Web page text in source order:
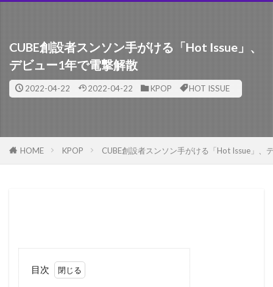
CUBE創設者スンソン手がける「Hot Issue」、
デビュー1年で電撃解散
2022-04-22 2022-04-22 KPOP HOT ISSUE
HOME KPOP CUBE創設者スンソン手がける「Hot Issue」、
目次